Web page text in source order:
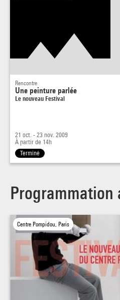
Rencontre
Une peinture parlée
Le nouveau Festival
21 oct. - 23 nov. 2009
À partir de 14h
Terminé
Programmation
Centre Pompidou, Paris